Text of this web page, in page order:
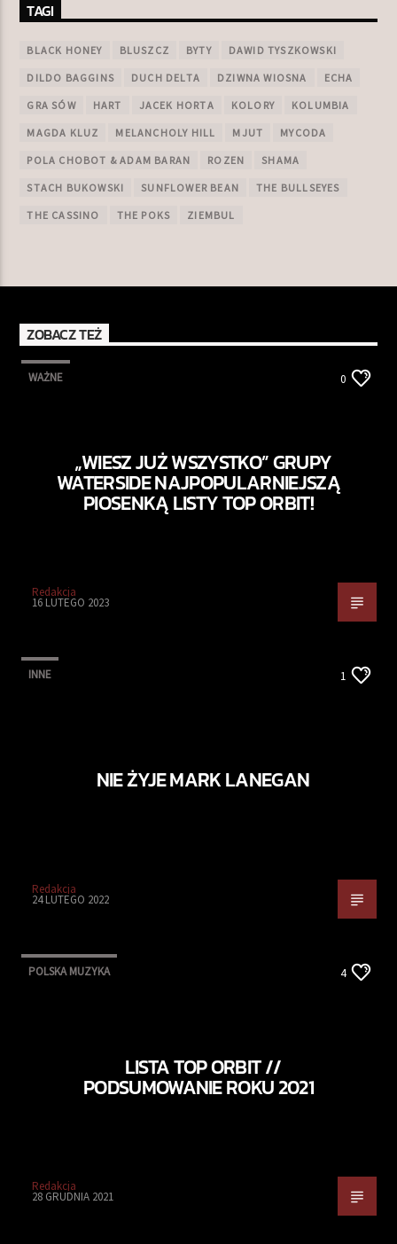
TAGI
BLACK HONEY BLUSZCZ BYTY DAWID TYSZKOWSKI
DILDO BAGGINS DUCH DELTA DZIWNA WIOSNA ECHA
GRA SÓW HART JACEK HORTA KOLORY KOLUMBIA
MAGDA KLUZ MELANCHOLY HILL MJUT MYCODA
POLA CHOBOT & ADAM BARAN ROZEN SHAMA
STACH BUKOWSKI SUNFLOWER BEAN THE BULLSEYES
THE CASSINO THE POKS ZIEMBUL
ZOBACZ TEŻ
WAŻNE 0
„WIESZ JUŻ WSZYSTKO” GRUPY
WATERSIDE NAJPOPULARNIEJSZĄ
PIOSENKĄ LISTY TOP ORBIT!
Redakcja
16 LUTEGO 2023
INNE 1
NIE ŻYJE MARK LANEGAN
Redakcja
24 LUTEGO 2022
POLSKA MUZYKA 4
LISTA TOP ORBIT //
PODSUMOWANIE ROKU 2021
Redakcja
28 GRUDNIA 2021